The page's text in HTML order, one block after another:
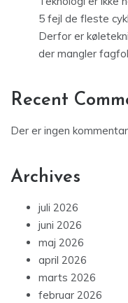
5 fejl de fleste
Derfor er
der mangler
Recent
Der er ingen
Archives
juli 2026
juni 2026
maj 2026
april 2026
marts 2026
februar 2026